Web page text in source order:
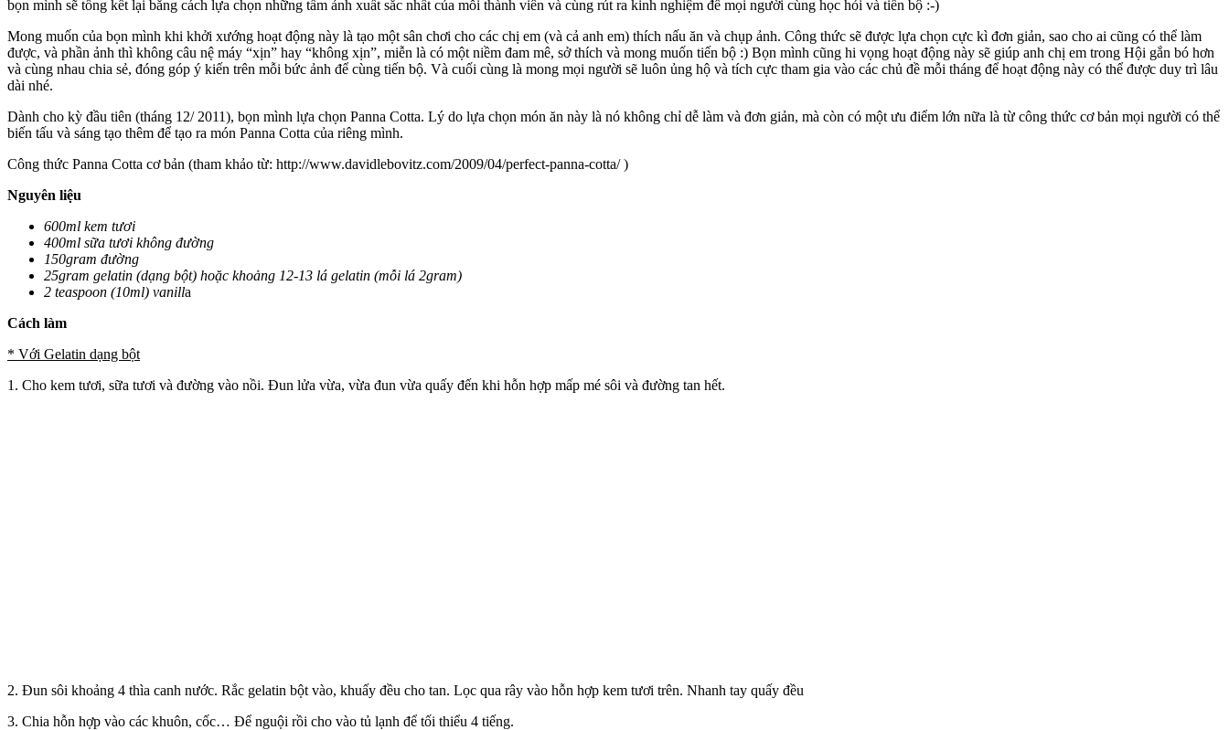
bọn mình sẽ tổng kết lại bằng cách lựa chọn những tấm ảnh xuất sắc nhất của mỗi thành viên và cùng rút ra kinh nghiệm để mọi người cùng học hỏi và tiến bộ :-)
Mong muốn của bọn mình khi khởi xướng hoạt động này là tạo một sân chơi cho các chị em (và cả anh em) thích nấu ăn và chụp ảnh. Công thức sẽ được lựa chọn cực kì đơn giản, sao cho ai cũng có thể làm
được, và phần ảnh thì không câu nệ máy “xịn” hay “không xịn”, miễn là có một niềm đam mê, sở thích và mong muốn tiến bộ :) Bọn mình cũng hi vọng hoạt động này sẽ giúp anh chị em trong Hội gắn bó hơn
và cùng nhau chia sẻ, đóng góp ý kiến trên mỗi bức ảnh để cùng tiến bộ. Và cuối cùng là mong mọi người sẽ luôn ủng hộ và tích cực tham gia vào các chủ đề mỗi tháng để hoạt động này có thể được duy trì lâu
dài nhé.
Dành cho kỳ đầu tiên (tháng 12/ 2011), bọn mình lựa chọn Panna Cotta. Lý do lựa chọn món ăn này là nó không chỉ dễ làm và đơn giản, mà còn có một ưu điểm lớn nữa là từ công thức cơ bản mọi người có thể
biến tấu và sáng tạo thêm để tạo ra món Panna Cotta của riêng mình.
Công thức Panna Cotta cơ bản (tham khảo từ: http://www.davidlebovitz.com/2009/04/perfect-panna-cotta/ )
Nguyên liệu
600ml kem tươi
400ml sữa tươi không đường
150gram đường
25gram gelatin (dạng bột) hoặc khoảng 12-13 lá gelatin (mỗi lá 2gram)
2 teaspoon (10ml) vanilla
Cách làm
* Với Gelatin dạng bột
1. Cho kem tươi, sữa tươi và đường vào nồi. Đun lửa vừa, vừa đun vừa quấy đến khi hỗn hợp mấp mé sôi và đường tan hết.
2. Đun sôi khoảng 4 thìa canh nước. Rắc gelatin bột vào, khuấy đều cho tan. Lọc qua rây vào hỗn hợp kem tươi trên. Nhanh tay quấy đều
3. Chia hỗn hợp vào các khuôn, cốc… Để nguội rồi cho vào tủ lạnh để tối thiểu 4 tiếng.